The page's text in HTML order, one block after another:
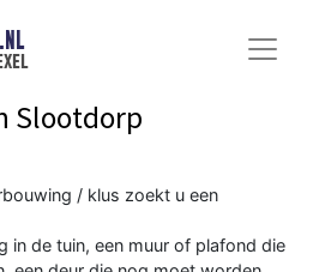
Slootdorp
/ klus zoekt u een
in de tuin, een muur of plafond die